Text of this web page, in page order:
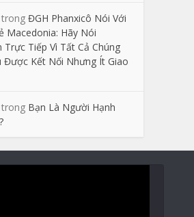
trong ĐGH Phanxicô Nói Với
Macedonia: Hãy Nói
Trực Tiếp Vì Tất Cả Chúng
Được Kết Nối Nhưng Ít Giao
trong Bạn Là Người Hạnh